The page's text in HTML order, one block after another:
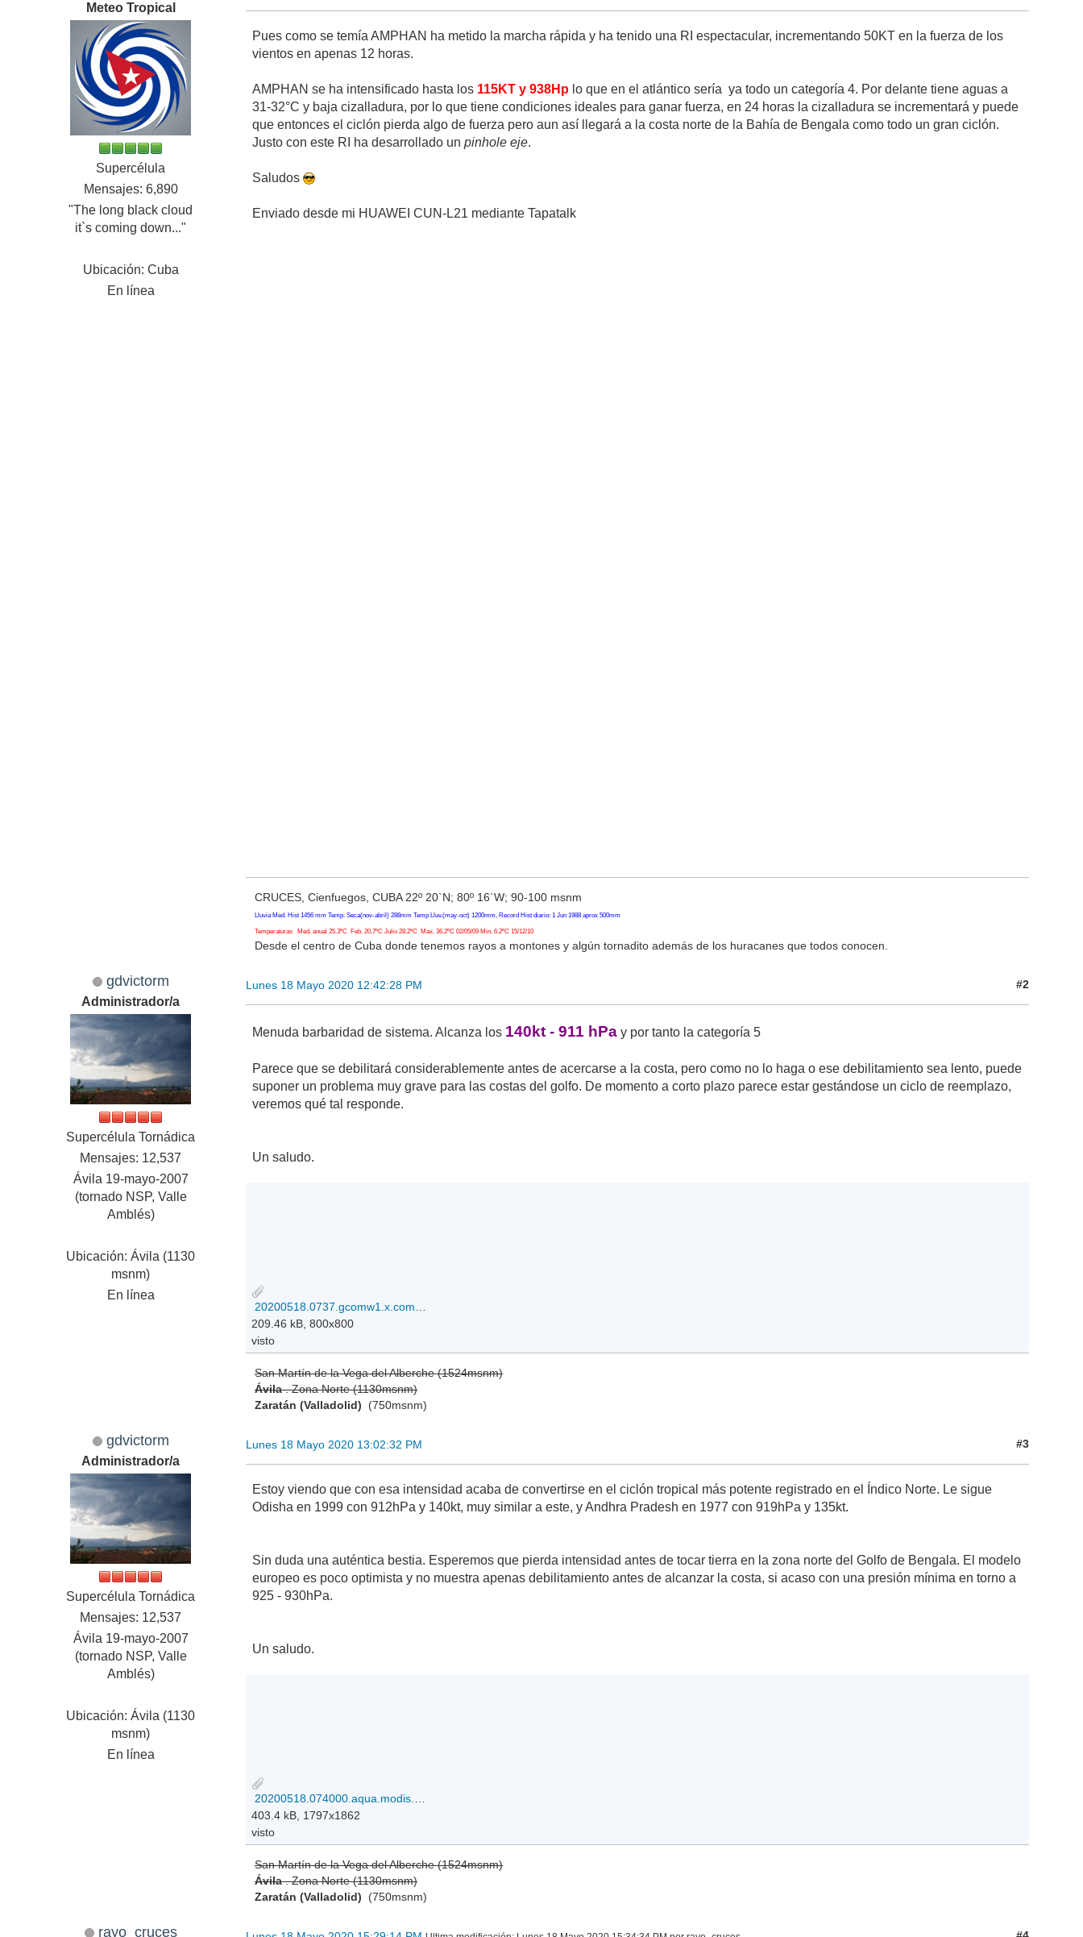
Meteo Tropical
Supercélula
Mensajes: 6,890
"The long black cloud
it`s coming down..."
Ubicación: Cuba
En línea
Pues como se temía AMPHAN ha metido la marcha rápida y ha tenido una RI espectacular, incrementando 50KT en la fuerza de los
vientos en apenas 12 horas.
AMPHAN se ha intensificado hasta los 115KT y 938Hp lo que en el atlántico sería ya todo un categoría 4. Por delante tiene aguas a
31-32°C y baja cizalladura, por lo que tiene condiciones ideales para ganar fuerza, en 24 horas la cizalladura se incrementará y puede
que entonces el ciclón pierda algo de fuerza pero aun así llegará a la costa norte de la Bahía de Bengala como todo un gran ciclón.
Justo con este RI ha desarrollado unpinhole eje.
Saludos
Enviado desde mi HUAWEI CUN-L21 mediante Tapatalk
CRUCES, Cienfuegos, CUBA 22º 20`N; 80º 16`W; 90-100 msnm
Lluvia Med. Hist 1456 mm Temp. Seca(nov-abril) 288mm Temp Lluv.(may-oct) 1200mm, Record Hist diario: 1 Jun 1988 aprox 500mm
Temperaturas Med. anual 25.3ºC Feb. 20.7ºC Julio 28.2ºC Max. 36.2ºC 02/05/09 Min. 6.2ºC 15/12/10
Desde el centro de Cuba donde tenemos rayos a montones y algún tornadito además de los huracanes que todos conocen.
gdvictorm
Administrador/a
Supercélula Tornádica
Mensajes: 12,537
Ávila 19-mayo-2007
(tornado NSP, Valle
Amblés)
Ubicación: Ávila (1130
msnm)
En línea
Lunes 18 Mayo 2020 12:42:28 PM #2
Menuda barbaridad de sistema. Alcanza los 140kt - 911 hPa y por tanto la categoría 5
Parece que se debilitará considerablemente antes de acercarse a la costa, pero como no lo haga o ese debilitamiento sea lento, puede
suponer un problema muy grave para las costas del golfo. De momento a corto plazo parece estar gestándose un ciclo de reemplazo,
veremos qué tal responde.
Un saludo.
20200518.0737.gcomw1.x.composite.01BAMPHAN.140kts-911mb-136N-864E.097pc.jpg
209.46 kB, 800x800
visto
San Martín de la Vega del Alberche (1524msnm)
Ávila. Zona Norte (1130msnm)
Zaratán (Valladolid) (750msnm)
gdvictorm
Administrador/a
Supercélula Tornádica
Mensajes: 12,537
Ávila 19-mayo-2007
(tornado NSP, Valle
Amblés)
Ubicación: Ávila (1130
msnm)
En línea
Lunes 18 Mayo 2020 13:02:32 PM #3
Estoy viendo que con esa intensidad acaba de convertirse en el ciclón tropical más potente registrado en el Índico Norte. Le sigue
Odisha en 1999 con 912hPa y 140kt, muy similar a este, y Andhra Pradesh en 1977 con 919hPa y 135kt.
Sin duda una auténtica bestia. Esperemos que pierda intensidad antes de tocar tierra en la zona norte del Golfo de Bengala. El modelo
europeo es poco optimista y no muestra apenas debilitamiento antes de alcanzar la costa, si acaso con una presión mínima en torno a
925 - 930hPa.
Un saludo.
20200518.074000.aqua.modis.Visible.tc2001BAMPHAN.covg100p0.modislance.res1km.jpg
403.4 kB, 1797x1862
visto
San Martín de la Vega del Alberche (1524msnm)
Ávila. Zona Norte (1130msnm)
Zaratán (Valladolid) (750msnm)
rayo_cruces